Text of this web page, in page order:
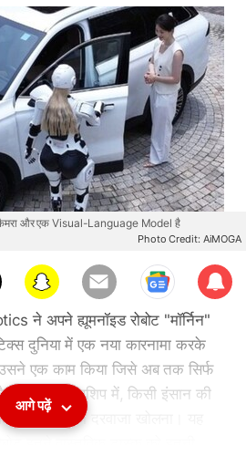
कैमरा और एक Visual-Language Model है
Photo Credit: AiMOGA
Sub
scri
ने अपने ह्यूमनॉइड रोबोट "मॉर्निन"
दुनिया में एक नया कारनामा करके
उसने एक काम किया जिसे अब तक सिर्फ
कार डीलरशिप में, किसी इंसान की
बिना कार का दरवाजा खोलना। यह
आगे पढ़ें